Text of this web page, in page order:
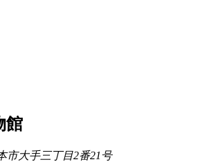
市大手三丁目2番21号